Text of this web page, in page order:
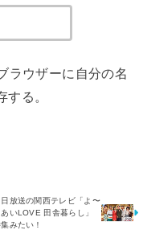
ラウザーに自分の名
る。
放送の関西テレビ「よ〜
いLOVE 田舎暮らし」
みたい！